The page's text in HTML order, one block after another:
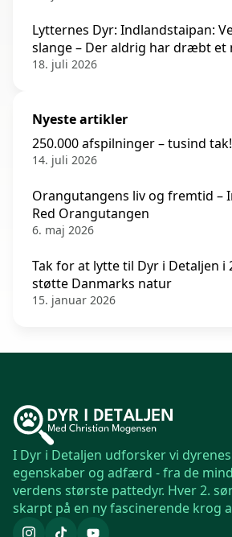
Lytternes Dyr: Indlandstaipan:
slange – Der aldrig har dræbt et
18. juli 2026
Nyeste artikler
250.000 afspilninger – tusind tak!
14. juli 2026
Orangutangens liv og fremtid –
Red Orangutangen
6. maj 2026
Tak for at lytte til Dyr i Detaljen i
støtte Danmarks natur
15. januar 2026
I Dyr i Detaljen udforsker vi
egenskaber og adfærd - fra de
verdens største pattedyr. Hver 2.
skarpt på en ny fascinerende krog